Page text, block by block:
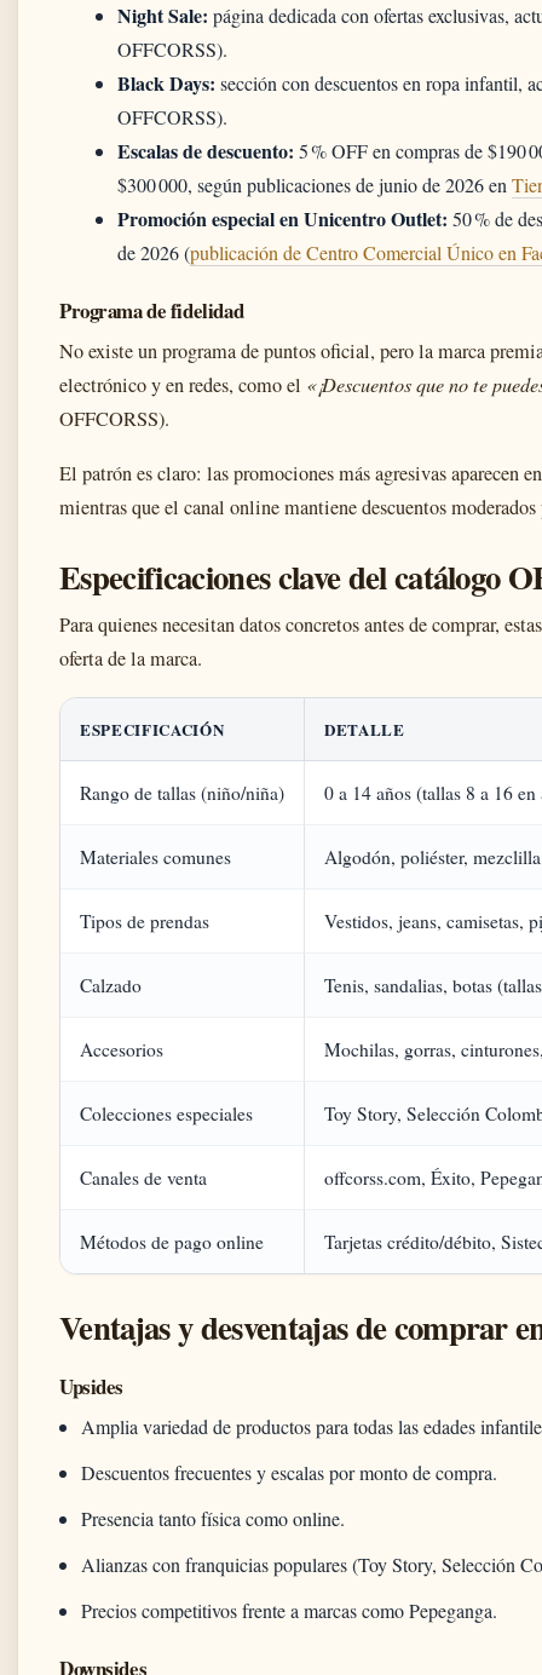
Night Sale: página dedicada con ofertas exclusivas,
OFFCORSS).
Black Days: sección con descuentos en ropa infantil,
OFFCORSS).
Escalas de descuento: 5 % OFF en compras de $190
$300 000, según publicaciones de junio de 2026 en
Promoción especial en Unicentro Outlet: 50 % de
de 2026 (publicación de Centro Comercial Único en
Programa de fidelidad
No existe un programa de puntos oficial, pero la marca
electrónico y en redes, como el «¡Descuentos que no te
OFFCORSS).
El patrón es claro: las promociones más agresivas aparecen
mientras que el canal online mantiene descuentos moderados
Especificaciones clave del catálogo
Para quienes necesitan datos concretos antes de comprar,
oferta de la marca.
ESPECIFICACIÓN DETALLE
Rango de tallas (niño/niña) 0 a 14 años (tallas 8 a 16
Materiales comunes Algodón, poliéster, mezclilla
Tipos de prendas Vestidos, jeans, camisetas,
Calzado Tenis, sandalias, botas
Accesorios Mochilas, gorras,
Colecciones especiales Toy Story, Selección
Canales de venta offcorss.com, Éxito,
Métodos de pago online Tarjetas crédito/débito,
Ventajas y desventajas de comprar
Upsides
Amplia variedad de productos para todas las edades
Descuentos frecuentes y escalas por monto de compra.
Presencia tanto física como online.
Alianzas con franquicias populares (Toy Story, Selección
Precios competitivos frente a marcas como Pepeganga.
Downsides